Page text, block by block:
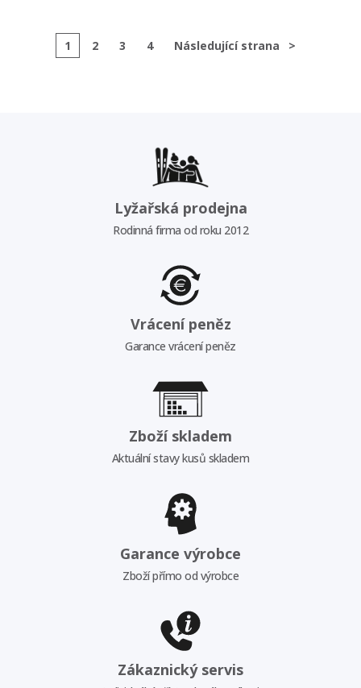
1 2 3 4 Následující strana >
Lyžařská prodejna
Rodinná firma od roku 2012
Vrácení peněz
Garance vrácení peněz
Zboží skladem
Aktuální stavy kusů skladem
Garance výrobce
Zboží přímo od výrobce
Zákaznický servis